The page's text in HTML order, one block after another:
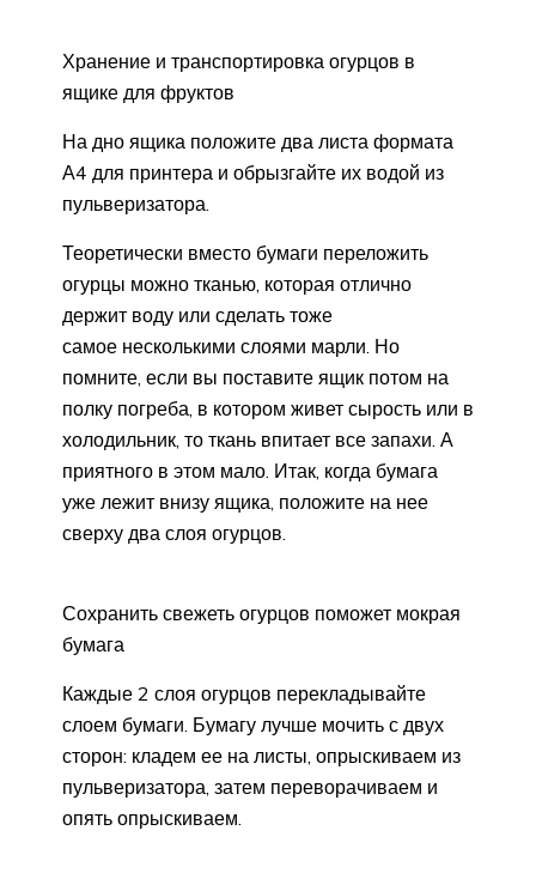
Хранение и транспортировка огурцов в
ящике для фруктов
На дно ящика положите два листа формата
А4 для принтера и обрызгайте их водой из
пульверизатора.
Теоретически вместо бумаги переложить
огурцы можно тканью, которая отлично
держит воду или сделать тоже
самое несколькими слоями марли. Но
помните, если вы поставите ящик потом на
полку погреба, в котором живет сырость или в
холодильник, то ткань впитает все запахи. А
приятного в этом мало. Итак, когда бумага
уже лежит внизу ящика, положите на нее
сверху два слоя огурцов.
Сохранить свежеть огурцов поможет мокрая
бумага
Каждые 2 слоя огурцов перекладывайте
слоем бумаги. Бумагу лучше мочить с двух
сторон: кладем ее на листы, опрыскиваем из
пульверизатора, затем переворачиваем и
опять опрыскиваем.